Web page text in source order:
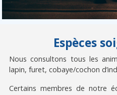
Espèces
Nous consultons tous les
lapin, furet, cobaye/cochon
Certains membres de notre